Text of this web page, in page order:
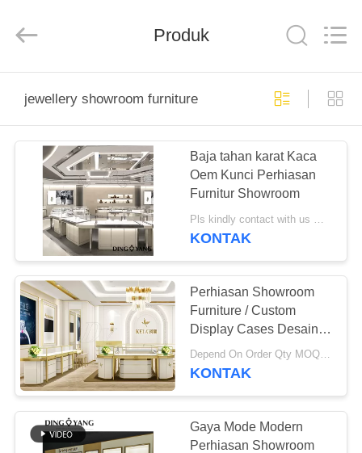
PRODUK
VIDEO
TENTANG
KAMI
TUR
PABRIK
KONTROL
KUALITAS
Furniture
Produk
jewellery showroom furniture
Baja tahan karat Kaca
Oem Kunci Perhiasan
Furnitur Showroom
Pls kindly contact with us MOQ:1 Toko atau 5 set / Desain Furnitur Showroom Perhiasan
KONTAK
Perhiasan Showroom
Furniture / Custom
Display Cases Desain
3D Profesional
Depend On Order Qty MOQ:1 Showroom (Atau 5 pcs item menghanguskan)
KONTAK
Gaya Mode Modern
Perhiasan Showroom